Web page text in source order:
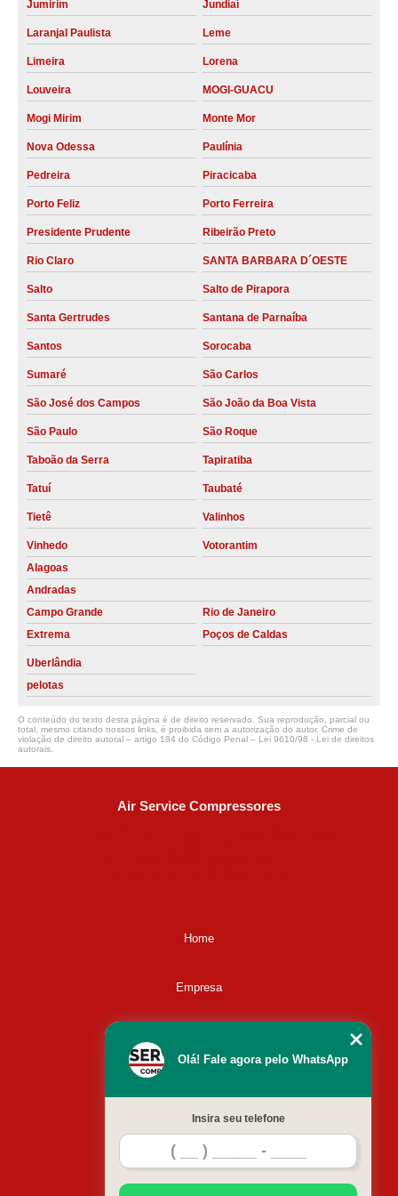
aluguel de compressor preços Mogi Mirim
quanto custa aluguel de compressor industrial Limeira
quanto custa alugar compressor Caieiras
aluguel de compressor menor preço Rio Claro
aluguel de compressor industrial preços SANTA BARBARA D´OESTE
alugar compressor de ar menor preço Campinas
aluguel compressor de ar schulz Pedreira
alugar compressor de ar schulz Itapetininga
aluguel compressor menor preço Santa Gertrudes
aluguel compressor ar preços Laranjal Paulista
quanto custa aluguel de compressor Holambra
quanto custa alugar compressor Poços de Caldas
compressor para alugar Poços de Caldas
aluguel compressor preços Araras
aluguel de compressor de ar comprimido São João da Boa Vista
quanto custa aluguel compressor São João da Boa Vista
compressor para alugar menor preço Poços de Caldas
alugar compressor schulz Indaiatuba
compressor aluguel preços MOGI-GUACU
aluguel de compressor industrial Iracemápolis
alugar compressor Aguaí
aluguel de compressor industrial menor preço Amparo
aluguel compressor de ar Valinhos
aluguel compressor de ar menor preço Santa Gertrudes
quanto custa compressor aluguel Salto
aluguel de compressor industrial preços Iracemápolis
aluguel de compressor de ar comprimido schulz Cosmópolis
aluguel compressor ar menor preço Laranjal Paulista
Jumirim Jundiaí
Laranjal Paulista Leme
Limeira Lorena
Louveira MOGI-GUACU
Mogi Mirim Monte Mor
Nova Odessa Paulínia
Pedreira Piracicaba
Porto Feliz Porto Ferreira
Presidente Prudente Ribeirão Preto
Rio Claro SANTA BARBARA D´OESTE
Salto Salto de Pirapora
Santa Gertrudes Santana de Parnaíba
Santos Sorocaba
Sumaré São Carlos
São José dos Campos São João da Boa Vista
São Paulo São Roque
Taboão da Serra Tapiratiba
Tatuí Taubaté
Tietê Valinhos
Vinhedo
Votorantim
Alagoas
Andradas
Campo Grande
Rio de Janeiro
Extrema
Poços de Caldas
Uberlândia
pelotas
O conteúdo do texto desta página é de direito reservado. Sua reprodução, parcial ou
total, mesmo citando nossos links, é proibida sem a autorização do autor. Crime de
violação de direito autoral – artigo 184 do Código Penal – Lei 9610/98 - Lei de direitos
autorais.
Air Service Compressores
Home
Empresa
Contato
Mapa do site
Olá! Fale agora pelo WhatsApp
Insira seu telefone